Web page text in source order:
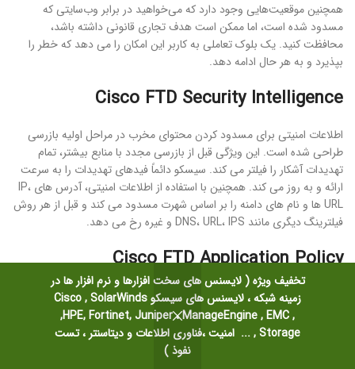
تخفیف ویژه ( لایسنس های سخت افزارها و نرم افزار ها در
زمینه شبکه ، لایسنس های سیسکو Cisco , SolarWinds
,HPE, Fortinet, Juniper ، ManageEngine , EMC ,
Storage , ... امنیت ،فناوری اطلاعات و دیتاسنتر ، تست
نفوذ )
همچنین موقعیت‌هایی وجود دارد که می‌خواهید در برابر وب‌سایتی که
مسدود شده است، اما ممکن است هدف تجاری قانونی داشته باشد،
محافظت کنید. یک بلوک تعاملی به کاربر این امکان را می دهد که خطر را
بپذیرد و به هر حال ادامه دهد.
Cisco FTD Security Intelligence
اطلاعات امنیتی برای مسدود کردن محتوای مخرب در مراحل اولیه بازرسی
طراحی شده است. این ویژگی قبل از بازرسی مجدد با منابع بیشتر، تمام
تهدیدات آشکار را فیلتر می کند. سیسکو دائماً فیدهای تهدیدات را به سرعت
ارائه و به روز می کند. همچنین با استفاده از اطلاعات امنیتی، آدرس های IP،
URL ها و نام های دامنه را بر اساس شهرت مسدود می کند و قبل از هر روش
فیلترینگ دیگری مانند DNS، URL، IPS و غیره رخ می دهد.
Cisco FTD Application Policy
Cisco FTD برنامه های مختلف را تشخیص می دهد و می تواند برای فیلتر
یا نظارت بر برنامه ها استفاده شود و از مخفی شدن محتوای مخرب به عنوان
یک برنامه قانونی جلوگیری می کند. فیلتر کردن برنامه‌ها بر اساس برنامه‌های
فردی و دسته کلی، ریسکی که برنامه نشان می‌دهد و برنامه کاربردی مرتبط